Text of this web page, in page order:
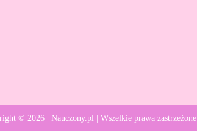
© 2026 | Nauczony.pl | Wszelkie prawa zastrzeżone